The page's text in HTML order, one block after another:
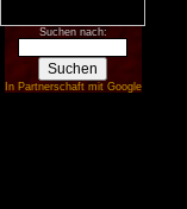
Suchen nach:
In Partnerschaft mit Google